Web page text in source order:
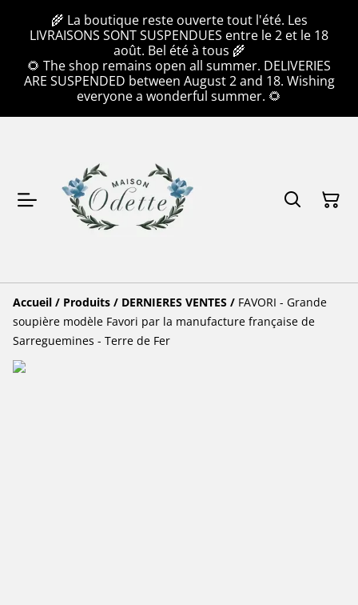
🌾 La boutique reste ouverte tout l'été. Les
LIVRAISONS SONT SUSPENDUES entre le 2 et le 18
août. Bel été à tous 🌾
🌻 The shop remains open all summer. DELIVERIES
ARE SUSPENDED between August 2 and 18. Wishing
everyone a wonderful summer. 🌻
Accueil / Produits / DERNIERES VENTES / FAVORI - Grande
soupière modèle Favori par la manufacture française de
Sarreguemines - Terre de Fer